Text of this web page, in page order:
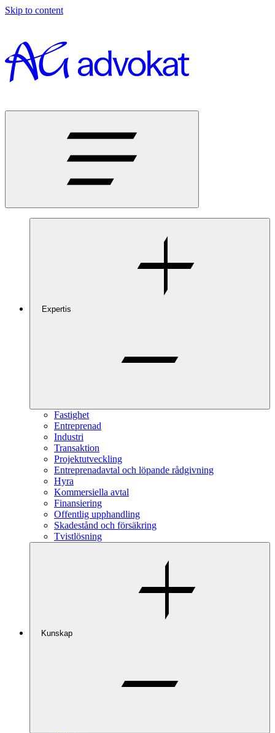
Skip to content
Expertis
Fastighet
Entreprenad
Industri
Transaktion
Projektutveckling
Entreprenadavtal och löpande rådgivning
Hyra
Kommersiella avtal
Finansiering
Offentlig upphandling
Skadestånd och försäkring
Tvistlösning
Kunskap